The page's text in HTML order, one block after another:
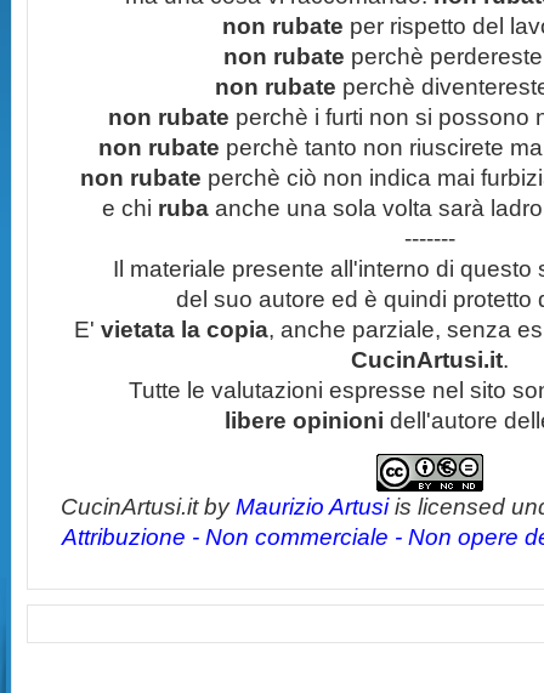
non rubate per rispetto del
non rubate perchè
non rubate perchè
non rubate perchè i furti non si possono
non rubate perchè tanto non riuscirete
non rubate perchè ciò non indica mai
e chi ruba anche una sola volta sarà
-------
Il materiale presente all'interno di questo
del suo autore ed è quindi protetto
E' vietata la copia, anche parziale, senza
CucinArtusi.it.
Tutte le valutazioni espresse nel sito
libere opinioni dell'autore
CucinArtusi.itbyMaurizio Artusiis licensed
Attribuzione - Non commerciale - Non opere